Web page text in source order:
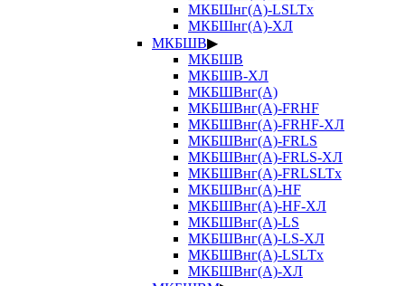
МКБШнг(А)-LSLTx
МКБШнг(А)-ХЛ
МКБШВ▶
МКБШВ
МКБШВ-ХЛ
МКБШВнг(А)
МКБШВнг(А)-FRHF
МКБШВнг(А)-FRHF-ХЛ
МКБШВнг(А)-FRLS
МКБШВнг(А)-FRLS-ХЛ
МКБШВнг(А)-FRLSLTx
МКБШВнг(А)-HF
МКБШВнг(А)-HF-ХЛ
МКБШВнг(А)-LS
МКБШВнг(А)-LS-ХЛ
МКБШВнг(А)-LSLTx
МКБШВнг(А)-ХЛ